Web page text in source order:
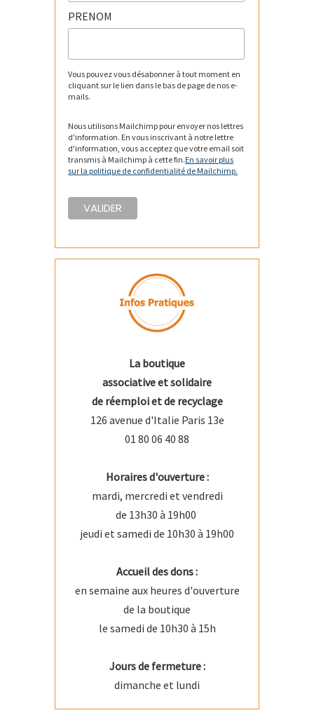
PRENOM
Vous pouvez vous désabonner à tout moment en
cliquant sur le lien dans le bas de page de nos e-
mails.
Nous utilisons Mailchimp pour envoyer nos lettres
d'information. En vous inscrivant à notre lettre
d'information, vous acceptez que votre email soit
transmis à Mailchimp à cette fin.En savoir plus
sur la politique de confidentialité de Mailchimp.
La boutique
associative et solidaire
de réemploi et de recyclage
126 avenue d'Italie Paris 13e
01 80 06 40 88
Horaires d'ouverture :
mardi, mercredi et vendredi
de 13h30 à 19h00
jeudi et samedi de 10h30 à 19h00
Accueil des dons :
en semaine aux heures d'ouverture
de la boutique
le samedi de 10h30 à 15h
Jours de fermeture :
dimanche et lundi